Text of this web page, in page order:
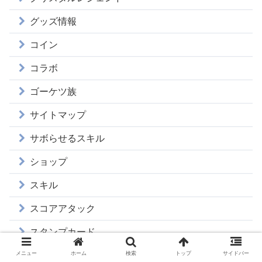
グッズ情報
コイン
コラボ
ゴーケツ族
サイトマップ
サボらせるスキル
ショップ
スキル
スコアアタック
スタンプカード
ダメージカット
メニュー ホーム 検索 トップ サイドバー